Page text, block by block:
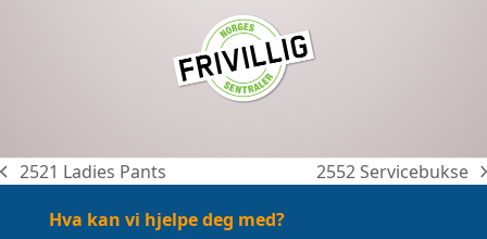
previous
2521 Ladies Pants
next
2552 Servicebukse
Hva kan vi hjelpe deg med?